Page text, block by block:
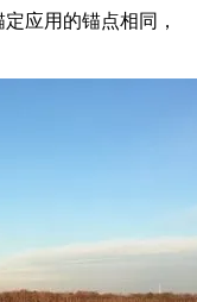
应用的锚点相同，